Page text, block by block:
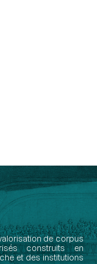
de corpus
construits en
et des institutions